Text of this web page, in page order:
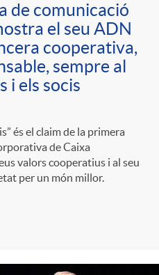
de comunicació
el seu ADN
cooperativa,
sempre al
i els socis
és el claim de la primera
de Caixa
valors cooperatius i al seu
per un món millor.